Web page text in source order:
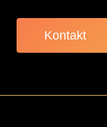
Kontakt